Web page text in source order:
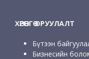
ХӨРӨНГӨ ОРУУЛАЛТ
Бүтээн
Бизнесийн